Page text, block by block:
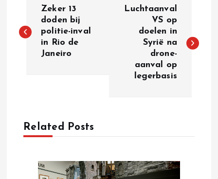
o
a
v
Zeker 13
doden bij
politie-inval
in Rio de
Janeiro
Luchtaanval
VS op
doelen in
Syrië na
drone-
aanval op
legerbasis
Related Posts